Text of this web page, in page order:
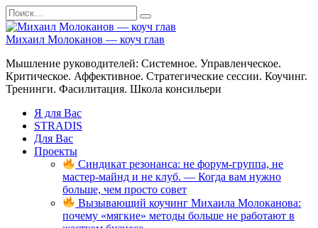
Перейти
к
содержанию
Search
for:
Михаил Молоканов — коуч глав
Мышление руководителей: Системное. Управленческое.
Критическое. Аффективное. Стратегические сессии. Коучинг.
Тренинги. Фасилитация. Школа консильери
Я для Вас
STRADIS
Для Вас
Проекты
Синдикат резонанса: не форум-группа, не
мастер-майнд и не клуб. — Когда вам нужно
больше, чем просто совет
Вызывающий коучинг Михаила Молоканова:
почему «мягкие» методы больше не работают в